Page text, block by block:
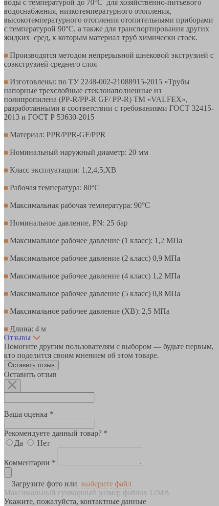
воды с температурой до 70°С для хозяйственно-питьевого
водоснабжения, низкотемпературного отопления,
высокотемпературного отопления отопительными приборами
с температурой 90°С, а также для транспортирования других
жидких сред, к которым материал труб химически стоек.
Производятся методом непрерывной шнековой экструзией с
соэкструзией среднего слоя
Изготовлены: по ТУ 2248-002-21088915-2015 «Трубы
напорные трехслойные стеклонаполненные из
полипропилена (PP-R/PP-R GF/ PP-R) ТМ «VALFEX»,
разработанными в соответствии с требованиями ГОСТ 32415-
2013 и ГОСТ Р 53630-2015
Материал: PPR/PPR-GF/PPR
Номинальный наружный диаметр: 20 мм
Класс эксплуатации: 1,2,4,5,ХВ
Рабочая температура: 80°С
Максимальная рабочая температура: 90°С
Номинальное давление, PN: 25 бар
Максимальное рабочее давление (1 класс): 1,2 МПа
Максимальное рабочее давление (2 класс) 0,9 МПа
Максимальное рабочее давление (4 класс) 1,2 МПа
Максимальное рабочее давление (5 класс) 0,8 МПа
Максимальное рабочее давление (ХВ): 2,5 МПа
Длина: 4 м
Отзывы
Помогите другим пользователям с выбором — будьте первым,
кто поделится своим мнением об этом товаре.
Оставить отзыв
Оставить отзыв
Ваша оценка *
Рекомендуете данный товар? *
Да
Нет
Комментарии *
Загрузите фото или выберите файл
Максимальный суммарный размер файлов 12MB
Укажите, пожалуйста, контактные данные